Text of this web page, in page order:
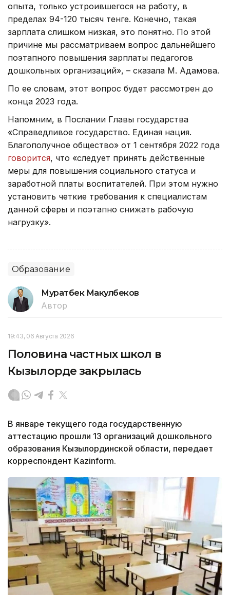
опыта, только устроившегося на работу, в
пределах 94-120 тысяч тенге. Конечно, такая
зарплата слишком низкая, это понятно. По этой
причине мы рассматриваем вопрос дальнейшего
поэтапного повышения зарплаты педагогов
дошкольных организаций», – сказала М. Адамова.
По ее словам, этот вопрос будет рассмотрен до
конца 2023 года.
Напомним, в Послании Главы государства
«Справедливое государство. Единая нация.
Благополучное общество» от 1 сентября 2022 года
говорится, что «следует принять действенные
меры для повышения социального статуса и
заработной платы воспитателей. При этом нужно
установить четкие требования к специалистам
данной сферы и поэтапно снижать рабочую
нагрузку».
Образование
Муратбек Макулбеков
Автор
19:43, 06 Августа 2026
Половина частных школ в
Кызылорде закрылась
В январе текущего года государственную
аттестацию прошли 13 организаций дошкольного
образования Кызылординской области, передает
корреспондент Kazinform.